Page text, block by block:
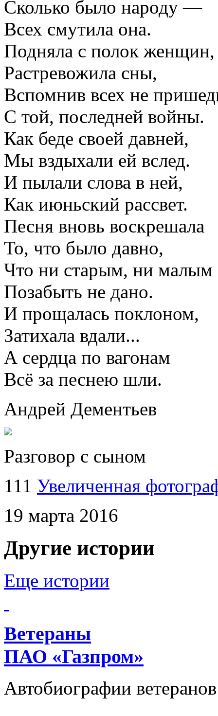
Сколько было народу —
Всех смутила она.
Подняла с полок женщин,
Растревожила сны,
Вспомнив всех не
С той, последней войны.
Как беде своей давней,
Мы вздыхали ей вслед.
И пылали слова в ней,
Как июньский рассвет.
Песня вновь воскрешала
То, что было давно,
Что ни старым, ни малым
Позабыть не дано.
И прощалась поклоном,
Затихала вдали...
А сердца по вагонам
Всё за песнею шли.
Андрей Дементьев
Разговор с сыном
111 Увеличенная
19 марта 2016
Другие истории
Еще истории
Ветераны
ПАО «Газпром»
Автобиографии ветеранов